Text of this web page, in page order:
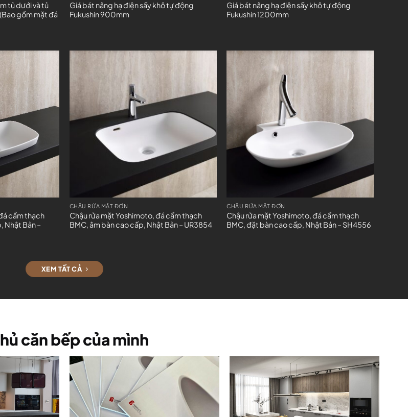
tủ dưới và tủ
gồm mặt đá
Giá bát nâng hạ điện sấy khô tự động
Fukushin 900mm
Giá bát nâng hạ điện sấy khô tự động
Fukushin 1200mm
cẩm thạch
Nhật Bản –
CHẬU RỬA MẶT ĐƠN
Chậu rửa mặt Yoshimoto, đá cẩm thạch
BMC, âm bàn cao cấp, Nhật Bản – UR3854
CHẬU RỬA MẶT ĐƠN
Chậu rửa mặt Yoshimoto, đá cẩm thạch
BMC, đặt bàn cao cấp, Nhật Bản – SH4556
XEM TẤT CẢ
căn bếp của mình